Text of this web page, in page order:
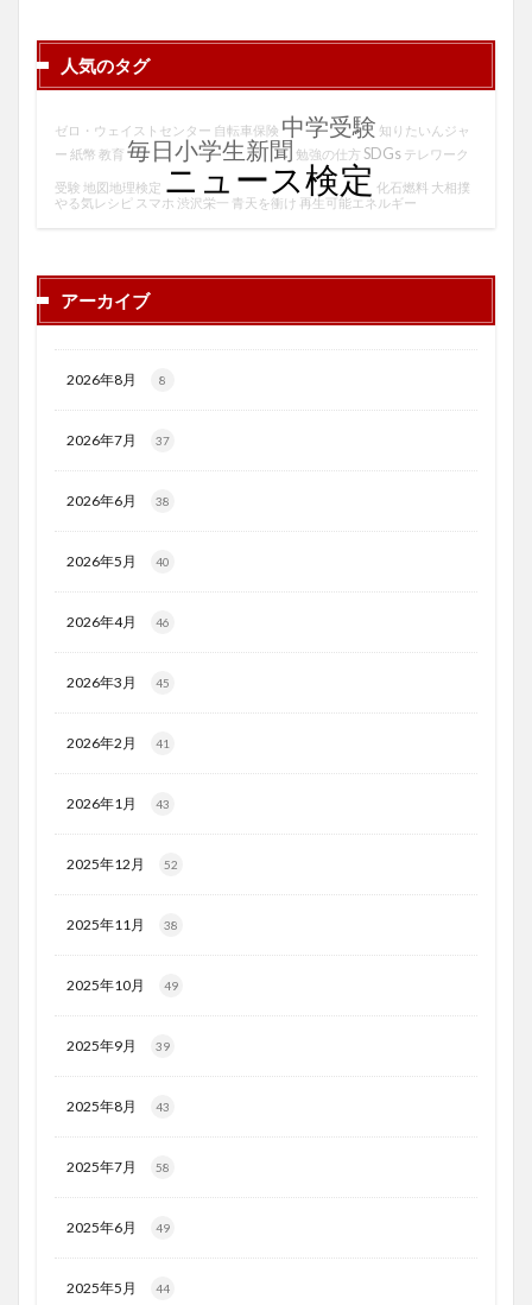
人気のタグ
ゼロ・ウェイストセンター 自転車保険 中学受験 知りたいんジャ
ー 紙幣 教育 毎日小学生新聞 勉強の仕方 SDGs テレワーク
受験 地図地理検定 ニュース検定 化石燃料 大相撲
やる気レシピ スマホ 渋沢栄一 青天を衝け 再生可能エネルギー
アーカイブ
2026年8月 8
2026年7月 37
2026年6月 38
2026年5月 40
2026年4月 46
2026年3月 45
2026年2月 41
2026年1月 43
2025年12月 52
2025年11月 38
2025年10月 49
2025年9月 39
2025年8月 43
2025年7月 58
2025年6月 49
2025年5月 44